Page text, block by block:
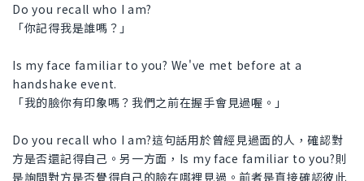
Do you recall who I am?
「你記得我是誰嗎？」
Is my face familiar to you? We've met before at a
handshake event.
「我的臉你有印象嗎？我們之前在握手會見過喔。」
Do you recall who I am?這句話用於曾經見過面的人，確認對
方是否還記得自己。另一方面，Is my face familiar to you?則
是詢問對方是否覺得自己的臉在哪裡見過。前者是直接確認彼此